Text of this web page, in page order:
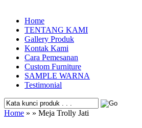
Home
TENTANG KAMI
Gallery Produk
Kontak Kami
Cara Pemesanan
Custom Furniture
SAMPLE WARNA
Testimonial
Home » » Meja Trolly Jati